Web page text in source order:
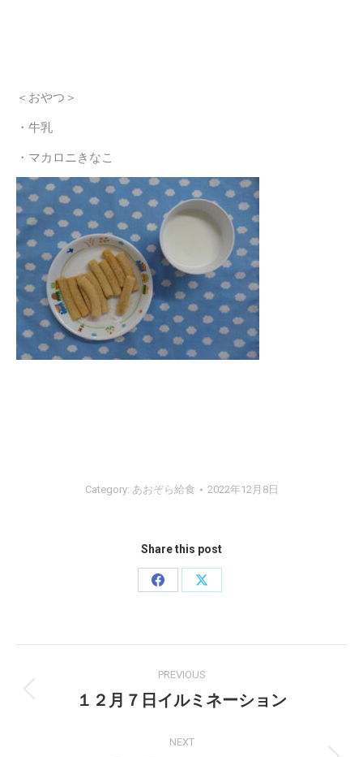
＜おやつ＞
・牛乳
・マカロニきなこ
Category: あおぞら給食 2022年12月8日
Share this post
Share
Share
navigation
PREVIOUS
Previous
１２月７日イルミネーション
NEXT